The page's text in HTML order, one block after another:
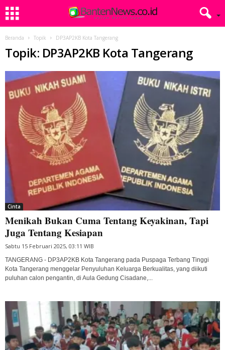
Beranda Topik DP3AP2KB Kota Tangerang
Topik: DP3AP2KB Kota Tangerang
Cinta
Menikah Bukan Cuma Tentang Keyakinan, Tapi
Juga Tentang Kesiapan
Sabtu 15 Februari 2025, 03:11 WIB
TANGERANG - DP3AP2KB Kota Tangerang pada Puspaga Terbang Tinggi
Kota Tangerang menggelar Penyuluhan Keluarga Berkualitas, yang diikuti
puluhan calon pengantin, di Aula Gedung Cisadane,...